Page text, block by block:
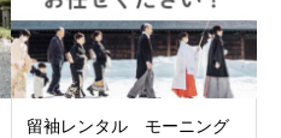
留袖レンタル モーニング